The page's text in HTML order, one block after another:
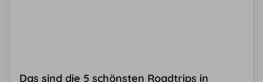
Das sind die 5 schönsten Roadtrips in